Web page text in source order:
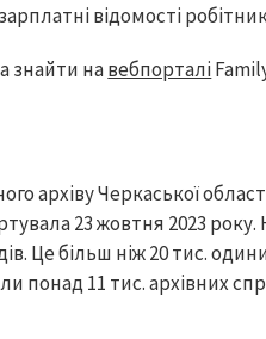
відомості
знайти навебпорталі
архіву Черкаської
23 жовтня 2023
Це більш ніж 20 тис.
понад 11 тис. архівних